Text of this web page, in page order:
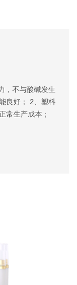
，不与酸碱发生
良好； 2、塑料
常生产成本；